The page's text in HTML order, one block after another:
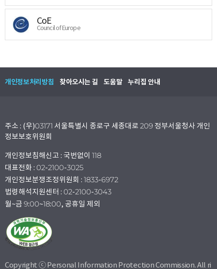
CoE
Council of Europe
개인정보처리방침 찾아오시는 길 도움말 누리집 안내
주소 : (우)03171 서울특별시 종로구 세종대로 209 정부서울청사 개인
정보보호위원회
개인정보침해신고 : 국번없이 118
대표전화 : 02-2100-3025
개인정보분쟁조정위원회 : 1833-6972
법령해석지원센터 : 02-2100-3043
월~금 9:00~18:00, 공휴일 제외
Copyright ⓒ Personal Information Protection Commission. All ri